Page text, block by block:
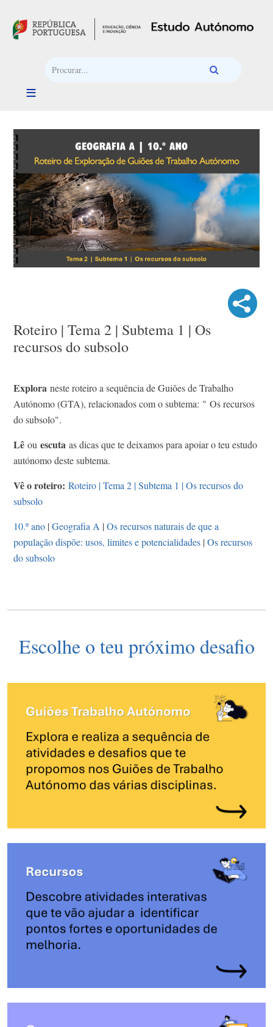
Roteiro | Tema 2 | Subtema 1 | Os
recursos do subsolo
Explora neste roteiro a sequência de Guiões de Trabalho
Autónomo (GTA), relacionados com o subtema: " Os recursos
do subsolo".
Lê ou escuta as dicas que te deixamos para apoiar o teu estudo
autónomo deste subtema.
Vê o roteiro: Roteiro | Tema 2 | Subtema 1 | Os recursos do
subsolo
10.º ano |Geografia A |Os recursos naturais de que a
população dispõe: usos, limites e potencialidades |Os recursos
do subsolo
Escolhe o teu próximo desafio